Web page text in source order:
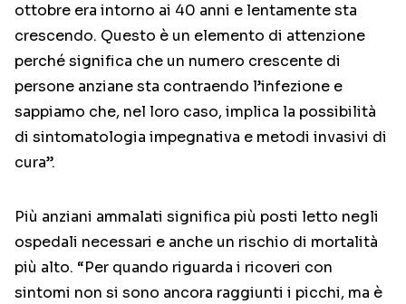
ottobre era intorno ai 40 anni e lentamente sta
crescendo. Questo è un elemento di attenzione
perché significa che un numero crescente di
persone anziane sta contraendo l’infezione e
sappiamo che, nel loro caso, implica la possibilità
di sintomatologia impegnativa e metodi invasivi di
cura”.
Più anziani ammalati significa più posti letto negli
ospedali necessari e anche un rischio di mortalità
più alto. “Per quando riguarda i ricoveri con
sintomi non si sono ancora raggiunti i picchi, ma è